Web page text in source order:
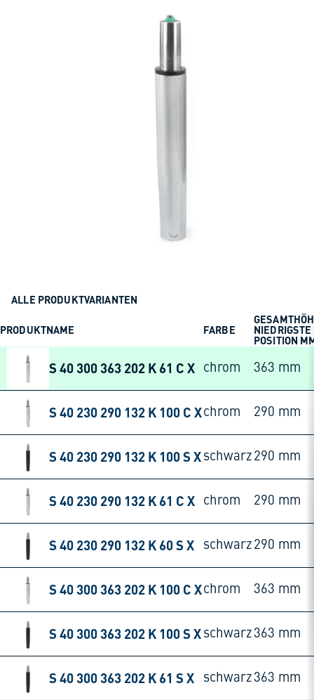
ALLE PRODUKTVARIANTEN
PRODUKTNAME FARBE
NIEDRIGSTE
POSITION
S 40 300 363 202 K 61 C X chrom 363 mm
S 40 230 290 132 K 100 C Xchrom 290 mm
S 40 230 290 132 K 100 S X schwarz 290 mm
S 40 230 290 132 K 61 C X chrom 290 mm
S 40 230 290 132 K 60 S X schwarz 290 mm
S 40 300 363 202 K 100 C Xchrom 363 mm
S 40 300 363 202 K 100 S X schwarz363 mm
S 40 300 363 202 K 61 S X schwarz363 mm